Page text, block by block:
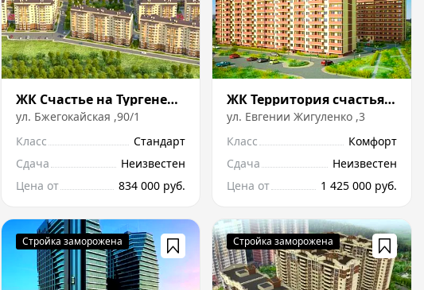
ЖК Счастье на Тургеневском
ул. Бжегокайская ,90/1
Класс
Стандарт
Сдача
Неизвестен
Цена от
834 000 руб.
ЖК Территория счастья на Жигуленко
ул. Евгeнии Жигулeнко ,3
Класс
Комфорт
Сдача
Неизвестен
Цена от
1 425 000 руб.